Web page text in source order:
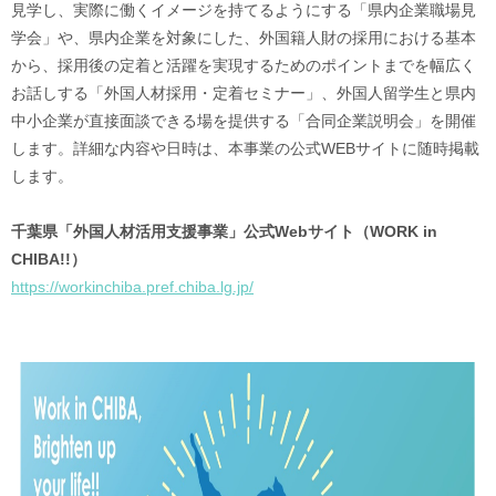
見学し、実際に働くイメージを持てるようにする「県内企業職場見
学会」や、県内企業を対象にした、外国籍人財の採用における基本
から、採用後の定着と活躍を実現するためのポイントまでを幅広く
お話しする「外国人材採用・定着セミナー」、外国人留学生と県内
中小企業が直接面談できる場を提供する「合同企業説明会」を開催
します。詳細な内容や日時は、本事業の公式WEBサイトに随時掲載
します。
千葉県「外国人材活用支援事業」公式Webサイト（WORK in
CHIBA!!）
https://workinchiba.pref.chiba.lg.jp/